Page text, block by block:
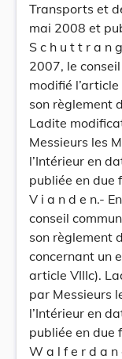
Transports et
mai 2008 et
S c h u t t r a n
2007, le
modifié
son règlement
Ladite
Messieurs les
l’Intérieur en
publiée en due
V i a n d e n.-
conseil
son règlement
concernant un
article VIIIc).
par Messieurs
l’Intérieur en
publiée en due
W a l f e r d a n